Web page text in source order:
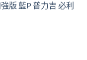
版 藍P 普力吉 必利